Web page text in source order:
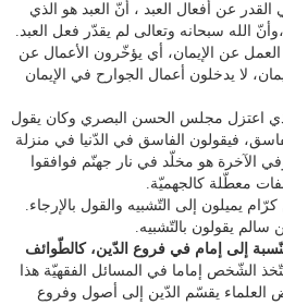
القدر عن أفعال العبد ، أنّ العبد هو الذي
الله سبحانه وتعالى لم يقدّر فعل العبد.
عن الإيمان، أي يؤخّرون الأعمال عن
لا يدخلون أعمال الجوارح في الإيمان
اعتزل مجلس الحسن البصري وكان يقول
فيقولون الفاسق في الدّنيا في منزلة
الآخرة هو مخلّد في نار جهنّم فوافقوا
معطّلة كالجهميّة.
يميلون إلى التّشبيه والقول بالإرجاء.
سالم يقولون بالتّشبيه.
إلى إمام في فروع الدّين، كالطّوائف
الشّخص إماما في المسائل الفقهيّة هذا
العلماء يقسّم الدّين إلى أصول وفروع